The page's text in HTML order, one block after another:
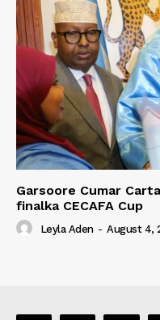
Garsoore Cumar
finalka CECAFA Cup
Leyla Aden - August 4,